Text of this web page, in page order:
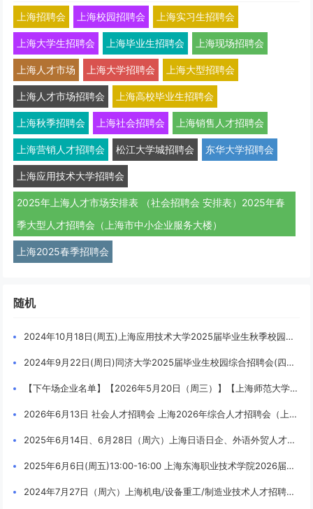
上海招聘会 上海校园招聘会 上海实习生招聘会
上海大学生招聘会 上海毕业生招聘会 上海现场招聘会
上海人才市场 上海大学招聘会 上海大型招聘会
上海人才市场招聘会 上海高校毕业生招聘会
上海秋季招聘会 上海社会招聘会 上海销售人才招聘会
上海营销人才招聘会 松江大学城招聘会 东华大学招聘会
上海应用技术大学招聘会
2025年上海人才市场安排表 （社会招聘会 安排表）2025年春
季大型人才招聘会（上海市中小企业服务大楼）
上海2025春季招聘会
随机
2024年10月18日(周五)上海应用技术大学2025届毕业生秋季校园综合招聘会
2024年9月22日(周日)同济大学2025届毕业生校园综合招聘会(四平路校区) 校园招聘会企业名录
【下午场企业名单】【2026年5月20日（周三）】【上海师范大学】2026届就业招聘会暨2027届实习招聘会徐汇校区专场【上午场：09:00-11:30企业名单】
2026年6月13日 社会人才招聘会 上海2026年综合人才招聘会（上海市中小企业服务大楼）
2025年6月14日、6月28日（周六）上海日语日企、外语外贸人才招聘会（上海市中小企业服务大楼）
2025年6月6日(周五)13:00-16:00 上海东海职业技术学院2026届毕业生校园综合招聘会
2024年7月27日（周六）上海机电/设备重工/制造业技术人才招聘会（上海市中小企业服务大楼）